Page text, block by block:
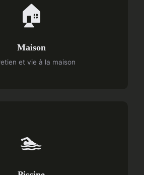
🏠
Maison
et vie à la maison
🏊